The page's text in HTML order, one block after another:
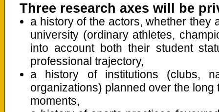
Three research axes will be
a history of the actors, whether they
university (ordinary athletes,
into account both their student
professional trajectory,
a history of institutions (clubs,
organizations) planned over the
moments,